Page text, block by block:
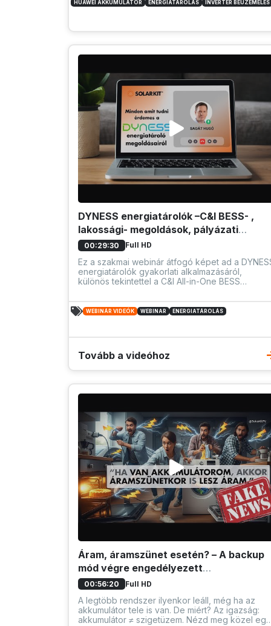
HUAWEI AKKUMULÁTOR
ENERGIATÁROLÁS INVERTER BEÜZEMELÉS
DYNESS energiatárolók –C&I BESS- ,
lakossági- megoldások, pályázati
kitekintés
00:29:30 Full HD
Ez a szakmai webinár átfogó képet ad a
energiatárolók gyakorlati alkalmazásáról,
különös tekintettel a C&I All-in-One BESS
DC töltési lehetőségekre.
WEBINÁR VIDEÓK WEBINAR ENERGIATÁROLÁS
Tovább a videóhoz
Áram, áramszünet esetén? – A backup
mód végre engedélyezett
Magyarországon!
00:56:20 Full HD
A legtöbb rendszer ilyenkor leáll, még ha az
akkumulátor tele is van. De miért? Az igazság:
akkumulátor ≠ szigetüzem. Nézd meg közel egy